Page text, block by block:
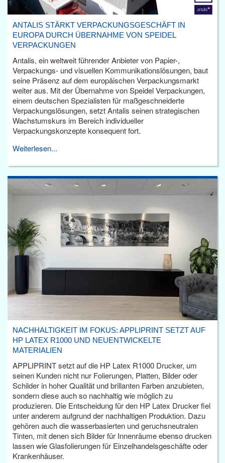
ANTALIS STÄRKT VERPACKUNGSGESCHÄFT IN
EUROPA DURCH ÜBERNAHME VON SPEIDEL
VERPACKUNGEN
Antalis, ein weltweit führender Anbieter von Papier-,
Verpackungs- und visuellen Kommunikationslösungen, baut
seine Präsenz auf dem europäischen Verpackungsmarkt
weiter aus. Mit der Übernahme von Speidel Verpackungen,
einem deutschen Spezialisten für maßgeschneiderte
Verpackungslösungen, setzt Antalis seinen strategischen
Wachstumskurs im Bereich individueller
Verpackungskonzepte konsequent fort.
Weiterlesen...
NACHHALTIGKEIT IM FOKUS: APPLIPRINT SETZT AUF
HP LATEX R1000 UND NEUENTWICKELTE
MATERIALIEN
APPLIPRINT setzt auf die HP Latex R1000 Drucker, um
seinen Kunden nicht nur Folierungen, Platten, Bilder oder
Schilder in hoher Qualität und brillanten Farben anzubieten,
sondern diese auch so nachhaltig wie möglich zu
produzieren. Die Entscheidung für den HP Latex Drucker fiel
unter anderem aufgrund der nachhaltigen Produktion. Dazu
gehören auch die wasserbasierten und geruchsneutralen
Tinten, mit denen sich Bilder für Innenräume ebenso drucken
lassen wie Glasfolierungen für Einzelhandelsgeschäfte oder
Krankenhäuser.